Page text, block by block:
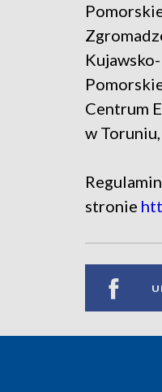
Centrum
w
stronie